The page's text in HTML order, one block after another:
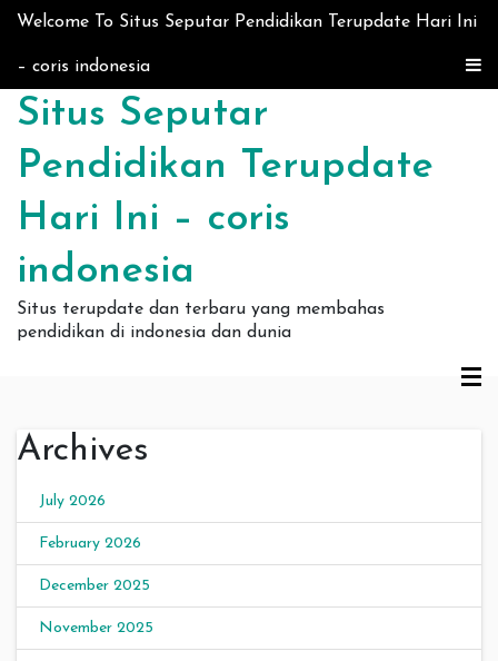
Skip to content
Welcome To Situs Seputar Pendidikan Terupdate Hari Ini
– coris indonesia
Situs Seputar
Pendidikan Terupdate
Hari Ini – coris
indonesia
Situs terupdate dan terbaru yang membahas
pendidikan di indonesia dan dunia
Archives
July 2026
February 2026
December 2025
November 2025